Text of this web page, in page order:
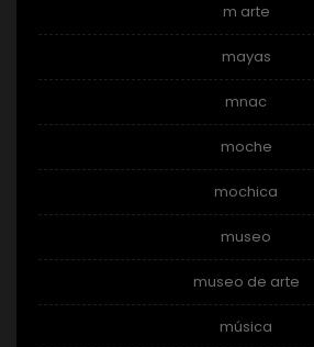
m arte
mayas
mnac
moche
mochica
museo
museo de arte
música